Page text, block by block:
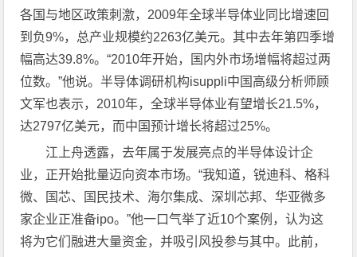
各国与地区政策刺激，2009年全球半导体业同比增速回
到负9%，总产业规模约2263亿美元。其中去年第四季增
幅高达39.8%。“2010年开始，国内外市场增幅将超过两
位数。”他说。半导体调研机构isuppli中国高级分析师顾
文军也表示，2010年，全球半导体业有望增长21.5%，
达2797亿美元，而中国预计增长将超过25%。
江上舟透露，去年属于发展亮点的半导体设计企
业，正开始批量迈向资本市场。“我知道，锐迪科、格科
微、国芯、国民技术、海尔集成、深圳芯邦、华亚微多
家企业正准备ipo。”他一口气举了近10个案例，认为这
将为它们融进大量资金，并吸引风投参与其中。此前，